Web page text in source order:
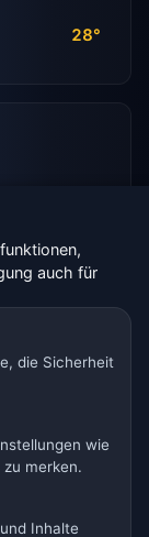
28°
27°
28°
auch für
die Sicherheit
wie
merken.
Inhalte